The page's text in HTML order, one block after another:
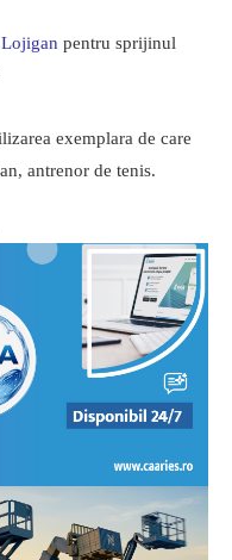
pentru sprijinul
exemplara de care
antrenor de tenis.